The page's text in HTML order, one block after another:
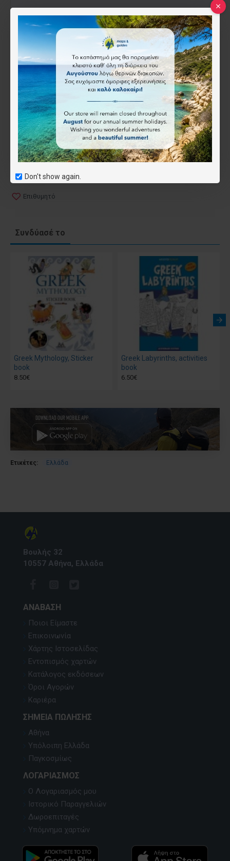
Don't show again.
Χαρακτηριστικά
ISBN:9789608227309
Mediterraneo
13.90€
Επιθυμητό
Συνδύασέ το
Greek Mythology, Sticker
book
8.50€
Greek Labyrinths, activities
book
6.50€
Ετικέτες: Ελλάδα
Βουλής 32
10557 Αθήνα, Ελλάδα
ΑΝΆΒΑΣΗ
Ποιοι Είμαστε
Επικοινωνία
Χάρτης Ιστοσελίδας
Εντοπισμός χαρτών
Κατάλογος εκδόσεων
Όροι Αγορών
Καριέρα
ΣΗΜΕΊΑ ΠΏΛΗΣΗΣ
Αθήνα
Υπόλοιπη Ελλάδα
Παγκοσμίως
ΛΟΓΑΡΙΑΣΜΌΣ
Ο Λογαριασμός μου
Ιστορικό Παραγγελιών
Δωροεπιταγές
Υπόμνημα χαρτών